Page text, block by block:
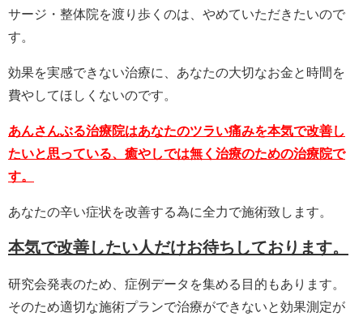
サージ・整体院を渡り歩くのは、やめていただきたいので
す。
効果を実感できない治療に、あなたの大切なお金と時間を
費やしてほしくないのです。
あんさんぶる治療院はあなたのツラい痛みを本気で改善し
たいと思っている、癒やしでは無く治療のための治療院で
す。
あなたの辛い症状を改善する為に全力で施術致します。
本気で改善したい人だけお待ちしております。
研究会発表のため、症例データを集める目的もあります。
そのため適切な施術プランで治療ができないと効果測定が